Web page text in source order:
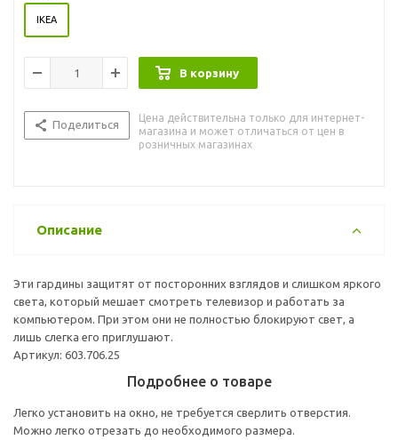
IKEA
В корзину
Поделиться
Цена действительна только для интернет-
магазина и может отличаться от цен в
розничных магазинах
Описание
Эти гардины защитят от посторонних взглядов и слишком яркого
света, который мешает смотреть телевизор и работать за
компьютером. При этом они не полностью блокируют свет, а
лишь слегка его приглушают.
Артикул: 603.706.25
Подробнее о товаре
Легко установить на окно, не требуется сверлить отверстия.
Можно легко отрезать до необходимого размера.